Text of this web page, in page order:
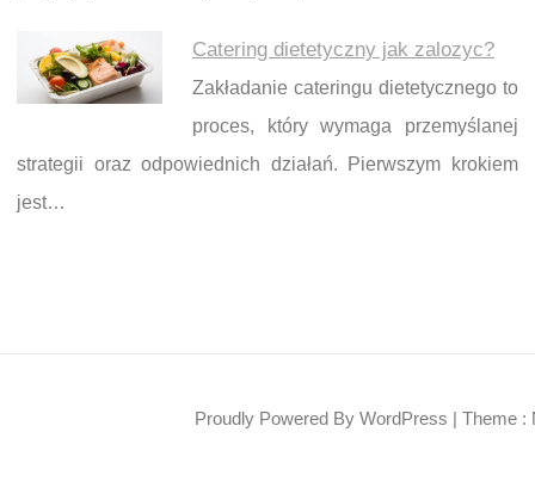
Catering dietetyczny jak zalozyc?
Zakładanie cateringu dietetycznego to
proces, który wymaga przemyślanej
strategii oraz odpowiednich działań. Pierwszym krokiem
jest…
Proudly Powered By WordPress | Theme :